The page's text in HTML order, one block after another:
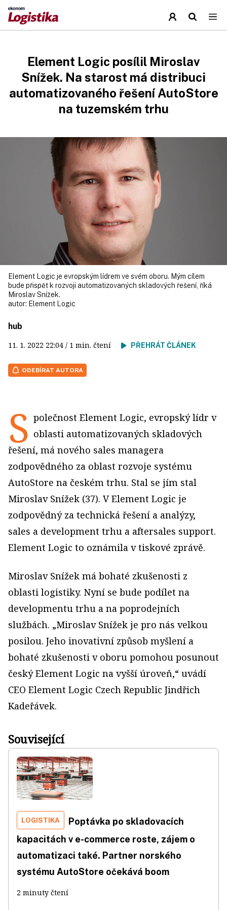
Element Logic posílil Miroslav
Snížek. Na starost má distribuci
automatizovaného řešení AutoStore
na tuzemském trhu
Element Logic je evropským lídrem ve svém oboru. Mým cílem
bude přispět k rozvoji automatizovaných skladových řešení, říká
Miroslav Snížek.
autor: Element Logic
hub
11. 1. 2022 22:04 / 1 min. čtení PŘEHRÁT ČLÁNEK
ODEBÍRAT AUTORA
S polečnost Element Logic, evropský lídr v
oblasti automatizovaných skladových
řešení, má nového sales managera
zodpovědného za oblast rozvoje systému
AutoStore na českém trhu. Stal se jím stal
Miroslav Snížek (37). V Element Logic je
zodpovědný za technická řešení a analýzy,
sales a development trhu a aftersales support.
Element Logic to oznámila v tiskové zprávě.
Miroslav Snížek má bohaté zkušenosti z
oblasti logistiky. Nyní se bude podílet na
developmentu trhu a na poprodejních
službách. „Miroslav Snížek je pro nás velkou
posilou. Jeho inovativní způsob myšlení a
bohaté zkušenosti v oboru pomohou posunout
český Element Logic na vyšší úroveň,“ uvádí
CEO Element Logic Czech Republic Jindřich
Kadeřávek.
Související
LOGISTIKA
Poptávka po skladovacích
kapacitách v e-commerce roste, zájem o
automatizaci také. Partner norského
systému AutoStore očekává boom
2 minuty čtení